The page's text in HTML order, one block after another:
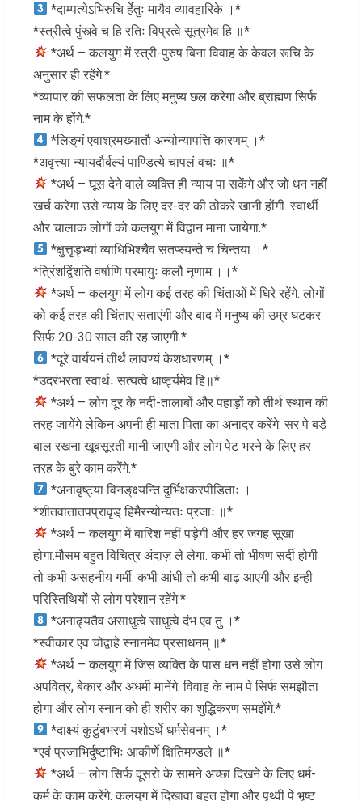
*दाम्पत्येऽभिरुचि र्हेतुः मायैव व्यावहारिके ।*
*स्त्रीत्वे पुंस्त्वे च हि रतिः विप्रत्वे सूत्रमेव हि ॥*
*अर्थ – कलयुग में स्त्री-पुरुष बिना विवाह के केवल रूचि के
अनुसार ही रहेंगे.*
*व्यापार की सफलता के लिए मनुष्य छल करेगा और ब्राह्मण सिर्फ
नाम के होंगे.*
*लिङ्‌गं एवाश्रमख्यातौ अन्योन्यापत्ति कारणम् ।*
*अवृत्त्या न्यायदौर्बल्यं पाण्डित्ये चापलं वचः ॥*
*अर्थ – घूस देने वाले व्यक्ति ही न्याय पा सकेंगे और जो धन नहीं
खर्च करेगा उसे न्याय के लिए दर-दर की ठोकरे खानी होंगी. स्वार्थी
और चालाक लोगों को कलयुग में विद्वान माना जायेगा.*
*क्षुत्तृड्भ्यां व्याधिभिश्चैव संतप्स्यन्ते च चिन्तया ।*
*त्रिंशद्विंशति वर्षाणि परमायुः कलौ नृणाम.।।*
*अर्थ – कलयुग में लोग कई तरह की चिंताओं में घिरे रहेंगे. लोगों
को कई तरह की चिंताए सताएंगी और बाद में मनुष्य की उम्र घटकर
सिर्फ 20-30 साल की रह जाएगी.*
*दूरे वार्ययनं तीर्थं लावण्यं केशधारणम् ।*
*उदरंभरता स्वार्थः सत्यत्वे धार्ष्ट्यमेव हि॥*
*अर्थ – लोग दूर के नदी-तालाबों और पहाड़ों को तीर्थ स्थान की
तरह जायेंगे लेकिन अपनी ही माता पिता का अनादर करेंगे. सर पे बड़े
बाल रखना खूबसूरती मानी जाएगी और लोग पेट भरने के लिए हर
तरह के बुरे काम करेंगे.*
*अनावृष्ट्या विनङ्‌क्ष्यन्ति दुर्भिक्षकरपीडिताः ।
*शीतवातातपप्रावृड् हिमैरन्योन्यतः प्रजाः ॥*
*अर्थ – कलयुग में बारिश नहीं पड़ेगी और हर जगह सूखा
होगा.मौसम बहुत विचित्र अंदाज़ ले लेगा. कभी तो भीषण सर्दी होगी
तो कभी असहनीय गर्मी. कभी आंधी तो कभी बाढ़ आएगी और इन्ही
परिस्तिथियों से लोग परेशान रहेंगे.*
*अनाढ्यतैव असाधुत्वे साधुत्वे दंभ एव तु ।*
*स्वीकार एव चोद्वाहे स्नानमेव प्रसाधनम् ॥*
*अर्थ – कलयुग में जिस व्यक्ति के पास धन नहीं होगा उसे लोग
अपवित्र, बेकार और अधर्मी मानेंगे. विवाह के नाम पे सिर्फ समझौता
होगा और लोग स्नान को ही शरीर का शुद्धिकरण समझेंगे.*
*दाक्ष्यं कुटुंबभरणं यशोऽर्थे धर्मसेवनम् ।*
*एवं प्रजाभिर्दुष्टाभिः आकीर्णे क्षितिमण्डले ॥*
*अर्थ – लोग सिर्फ दूसरो के सामने अच्छा दिखने के लिए धर्म-
कर्म के काम करेंगे. कलयुग में दिखावा बहुत होगा और पृथ्वी पे भृष्ट